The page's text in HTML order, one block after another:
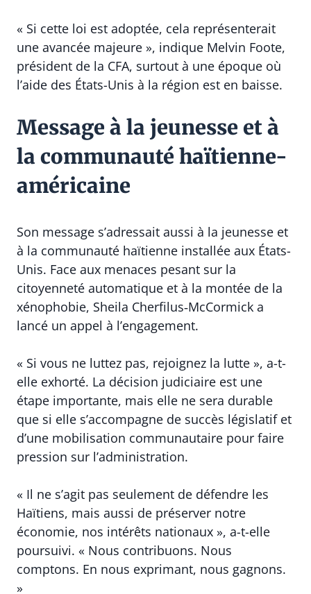
« Si cette loi est adoptée, cela représenterait
une avancée majeure », indique Melvin Foote,
président de la CFA, surtout à une époque où
l’aide des États-Unis à la région est en baisse.
Message à la jeunesse et à
la communauté haïtienne-
américaine
Son message s’adressait aussi à la jeunesse et
à la communauté haïtienne installée aux États-
Unis. Face aux menaces pesant sur la
citoyenneté automatique et à la montée de la
xénophobie, Sheila Cherfilus‑McCormick a
lancé un appel à l’engagement.
« Si vous ne luttez pas, rejoignez la lutte », a-t-
elle exhorté. La décision judiciaire est une
étape importante, mais elle ne sera durable
que si elle s’accompagne de succès législatif et
d’une mobilisation communautaire pour faire
pression sur l’administration.
« Il ne s’agit pas seulement de défendre les
Haïtiens, mais aussi de préserver notre
économie, nos intérêts nationaux », a-t-elle
poursuivi. « Nous contribuons. Nous
comptons. En nous exprimant, nous gagnons.
»